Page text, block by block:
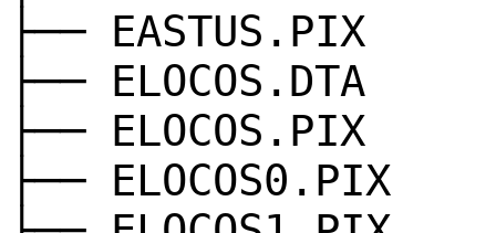
├── EASTUS.PIX
├── ELOCOS.DTA
├── ELOCOS.PIX
├── ELOCOS0.PIX